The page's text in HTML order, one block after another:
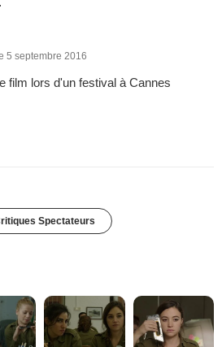
5 septembre 2016
film lors d'un festival à Cannes
Spectateurs